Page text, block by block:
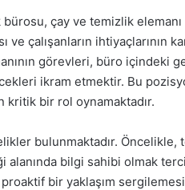
çay ve temizlik elemanı
ve çalışanların ihtiyaçlarının
görevleri, büro içindeki
ikram etmektir. Bu
kritik bir rol oynamaktadır.
bulunmaktadır.
bilgi sahibi olmak
bir yaklaşım